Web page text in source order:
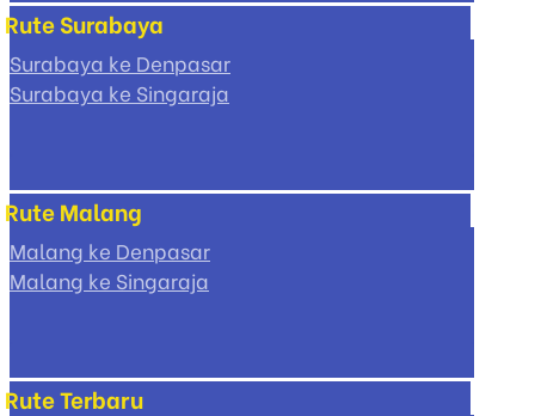
Rute Surabaya
Surabaya ke Denpasar
Surabaya ke Singaraja
Rute Malang
Malang ke Denpasar
Malang ke Singaraja
Rute Terbaru